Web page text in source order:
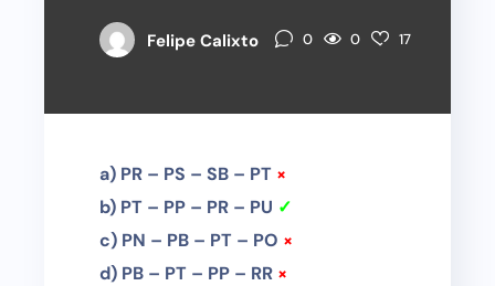
Felipe Calixto 0 0 17
a) PR – PS – SB – PT ×
b) PT – PP – PR – PU ✓
c) PN – PB – PT – PO ×
d) PB – PT – PP – RR ×